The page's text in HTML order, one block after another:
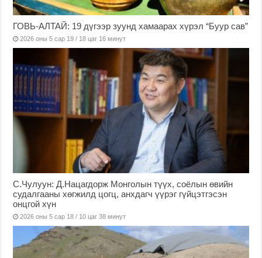
ГОВЬ-АЛТАЙ: 19 дүгээр зуунд хамаарах хүрэл “Буур сав”
2026 оны 5 сар 19 / 18 цаг 16 минут
С.Чулуун: Д.Нацагдорж Монголын түүх, соёлын өвийн
судалгааны хөгжилд цогц, анхдагч үүрэг гүйцэтгэсэн
онцгой хүн
2026 оны 5 сар 18 / 10 цаг 38 минут